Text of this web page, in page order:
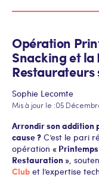
Opération
Snacking et
Restaurateurs
Sophie Lecomte
Mis à jour le :05
Arrondir son addition
cause ? C’est le pari
opération «
Restauration »,
Club et l’expertise